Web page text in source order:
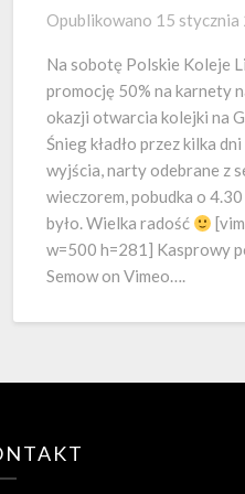
Opublikowano 15 stycznia
Na sobotę Polskie Koleje
promocję 50% na karnety
okazji otwarcia kolejki na
Śnieg kładło przez kilka
wyjścia, narty odebrane z
wieczorem, pobudka o
było. Wielka radość
w=500 h=281] Kasprowy
Semow on Vimeo….